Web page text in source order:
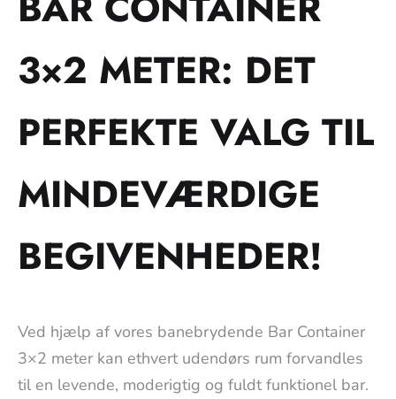
3×2 METER: DET
PERFEKTE VALG TIL
MINDEVÆRDIGE
BEGIVENHEDER!
Ved hjælp af vores banebrydende Bar Container
3×2 meter kan ethvert udendørs rum forvandles
til en levende, moderigtig og fuldt funktionel bar.